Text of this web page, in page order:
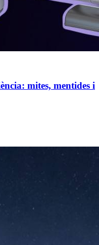
mites, mentides i